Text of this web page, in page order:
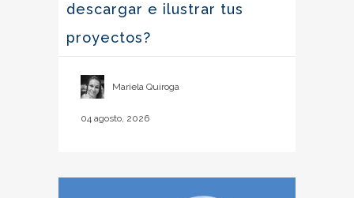
descargar e ilustrar tus
proyectos?
Mariela Quiroga
04 agosto, 2026